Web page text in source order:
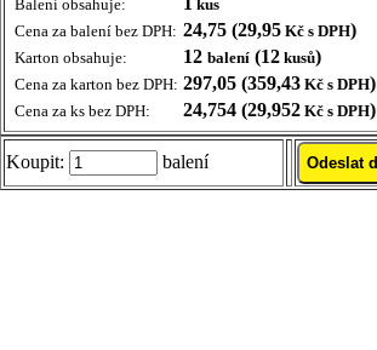
Balení obsahuje:
kus
Cena za balení bez DPH: 24,75 (29,95 Kč s DPH)
Karton obsahuje: 12 balení (12 kusů)
Cena za karton bez DPH: 297,05 (359,43 Kč s DPH)
Cena za ks bez DPH: 24,754 (29,952 Kč s DPH)
Koupit: balení